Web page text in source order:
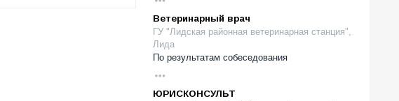
Ветеринарный врач
ГУ "Лидская районная ветеринарная станция",
Лида
По результатам собеседования
ЮРИСКОНСУЛЬТ